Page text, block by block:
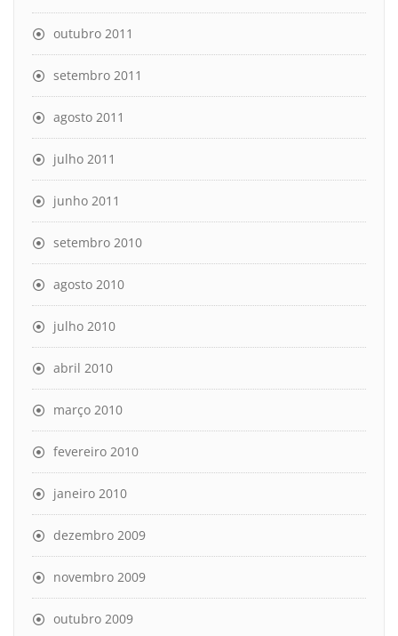
outubro 2011
setembro 2011
agosto 2011
julho 2011
junho 2011
setembro 2010
agosto 2010
julho 2010
abril 2010
março 2010
fevereiro 2010
janeiro 2010
dezembro 2009
novembro 2009
outubro 2009